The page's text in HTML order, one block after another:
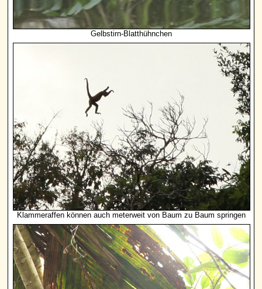
Gelbstirn-Blatthühnchen
Klammeraffen können auch meterweit von Baum zu Baum springen